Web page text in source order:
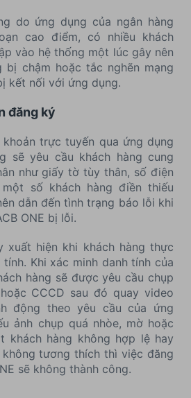
do ứng dụng của ngân hàng
cao điểm, có nhiều khách
vào hệ thống một lúc gây nên
bị chậm hoặc tắc nghẽn mạng
kết nối với ứng dụng.
đăng ký
trực tuyến qua ứng dụng
sẽ yêu cầu khách hàng cung
như giấy tờ tùy thân, số điện
một số khách hàng điền thiếu
dẫn đến tình trạng báo lỗi khi
ONE bị lỗi.
xuất hiện khi khách hàng thực
Khi xác minh danh tính của
hàng sẽ được yêu cầu chụp
CCCD sau đó quay video
động theo yêu cầu của ứng
ảnh chụp quá nhòe, mờ hoặc
khách hàng không hợp lệ hay
tương thích thì việc đăng
sẽ không thành công.